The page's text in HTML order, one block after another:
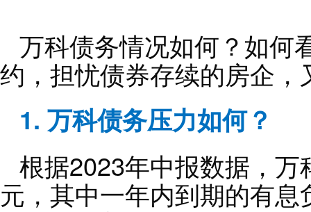
万科债务情况如何？如何
约，担忧债券存续的房企，
1. 万科债务压力如何？
根据2023年中报数据，
元，其中一年内到期的有